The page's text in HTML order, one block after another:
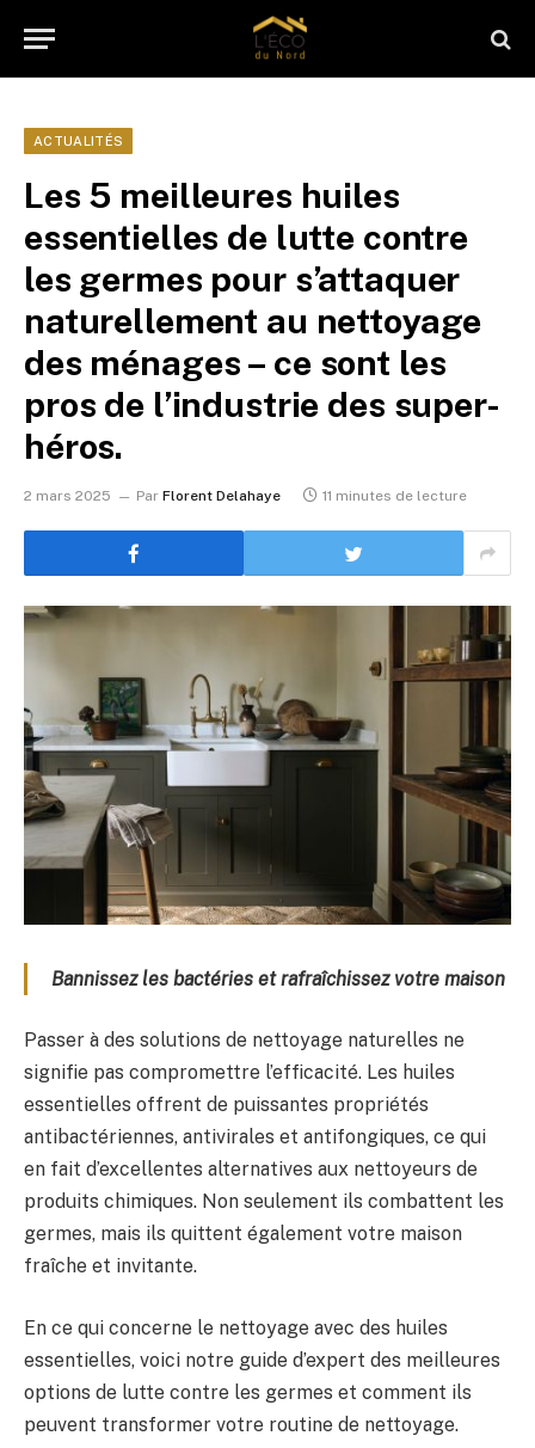
ACTUALITÉS
Les 5 meilleures huiles
essentielles de lutte contre
les germes pour s’attaquer
naturellement au nettoyage
des ménages – ce sont les
pros de l’industrie des super-
héros.
2 mars 2025 Par Florent Delahaye 11 minutes de lecture
Bannissez les bactéries et rafraîchissez votre maison
Passer à des solutions de nettoyage naturelles ne
signifie pas compromettre l’efficacité. Les huiles
essentielles offrent de puissantes propriétés
antibactériennes, antivirales et antifongiques, ce qui
en fait d’excellentes alternatives aux nettoyeurs de
produits chimiques. Non seulement ils combattent les
germes, mais ils quittent également votre maison
fraîche et invitante.
En ce qui concerne le nettoyage avec des huiles
essentielles, voici notre guide d’expert des meilleures
options de lutte contre les germes et comment ils
peuvent transformer votre routine de nettoyage.